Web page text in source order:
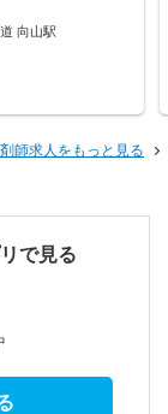
向山駅
師求人をもっと見る
で見る